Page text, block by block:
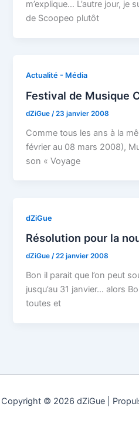
m’explique… L’autre jour, je
de Scoopeo plutôt
Actualité - Média
Festival de Musique
dZiGue /23 janvier 2008
Comme tous les ans à la
février au 08 mars 2008),
son « Voyage
dZiGue
Résolution pour la
dZiGue/22 janvier 2008
Bon il parait que l’on peut
jusqu’au 31 janvier… alors
toutes et
Copyright © 2026 dZiGue |